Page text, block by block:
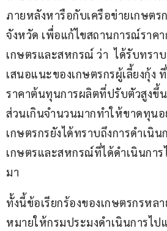
ภายหลังหารือกับเครือข่ายเกษตรก
จังหวัด เพื่อแก้ไขสถานการณ์ราค
เกษตรและสหกรณ์ ว่า  ได้รับทรา
เสนอแนะของเกษตรกรผู้เลี้ยงกุ้ง
ราคาต้นทุนการผลิตที่ปรับตัวสูงขึ้
ส่วนเกินจำนวนมากทำให้ขาดทุน
เกษตรกรยังได้ทราบถึงการดำเนิน
เกษตรและสหกรณ์ที่ได้ดำเนินกา
มา
ทั้งนี้ข้อเรียกร้องของเกษตรกรหล
หมายให้กรมประมงดำเนินการไป